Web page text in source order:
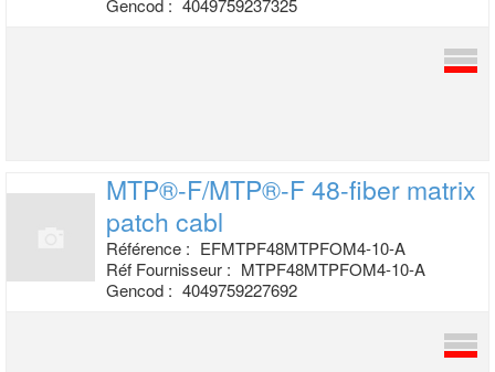
Gencod : 4049759237325
MTP®-F/MTP®-F 48-fiber matrix
patch cabl
Référence : EFMTPF48MTPFOM4-10-A
Réf Fournisseur : MTPF48MTPFOM4-10-A
Gencod : 4049759227692